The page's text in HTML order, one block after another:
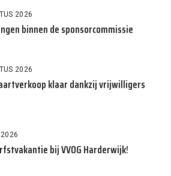
2026
binnen de sponsorcommissie
2026
klaar dankzij vrijwilligers
2026
bij VVOG Harderwijk!